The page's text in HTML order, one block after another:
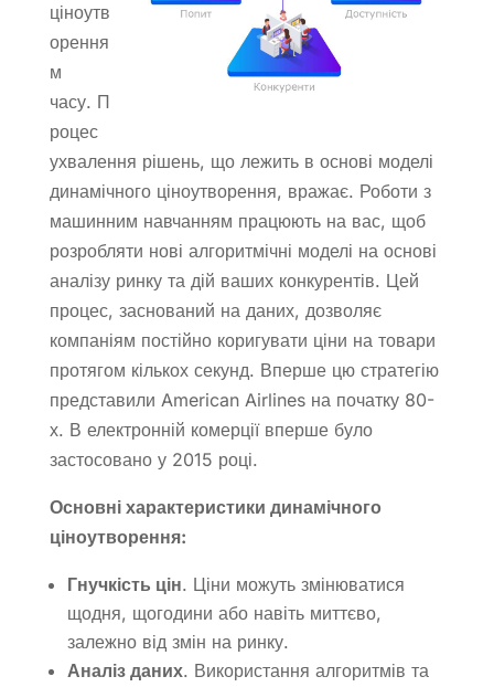
ціноутв
орення
м
часу. П
роцес
ухвалення рішень, що лежить в основі моделі
динамічного ціноутворення, вражає. Роботи з
машинним навчанням працюють на вас, щоб
розробляти нові алгоритмічні моделі на основі
аналізу ринку та дій ваших конкурентів. Цей
процес, заснований на даних, дозволяє
компаніям постійно коригувати ціни на товари
протягом кількох секунд. Вперше цю стратегію
представили American Airlines на початку 80-
х. В електронній комерції вперше було
застосовано у 2015 році.
Основні характеристики динамічного
ціноутворення:
Гнучкість цін. Ціни можуть змінюватися
щодня, щогодини або навіть миттєво,
залежно від змін на ринку.
Аналіз даних. Використання алгоритмів та